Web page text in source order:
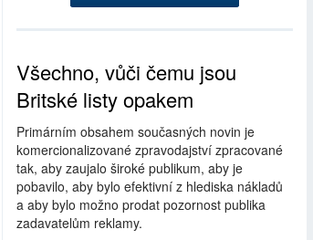
Všechno, vůči čemu jsou
Britské listy opakem
Primárním obsahem současných novin je
komercionalizované zpravodajství zpracované
tak, aby zaujalo široké publikum, aby je
pobavilo, aby bylo efektivní z hlediska nákladů
a aby bylo možno prodat pozornost publika
zadavatelům reklamy.